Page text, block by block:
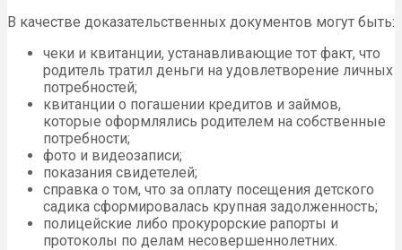
В качестве доказательственных документов могут быть:
чеки и квитанции, устанавливающие тот факт, что
родитель тратил деньги на удовлетворение личных
потребностей;
квитанции о погашении кредитов и займов,
которые оформлялись родителем на собственные
потребности;
фото и видеозаписи;
показания свидетелей;
справка о том, что за оплату посещения детского
садика сформировалась крупная задолженность;
полицейские либо прокурорские рапорты и
протоколы по делам несовершеннолетних.